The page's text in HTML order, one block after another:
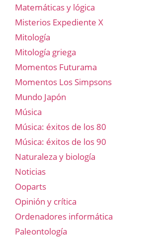
Matemáticas y lógica
Misterios Expediente X
Mitología
Mitología griega
Momentos Futurama
Momentos Los Simpsons
Mundo Japón
Música
Música: éxitos de los 80
Música: éxitos de los 90
Naturaleza y biología
Noticias
Ooparts
Opinión y crítica
Ordenadores informática
Paleontología